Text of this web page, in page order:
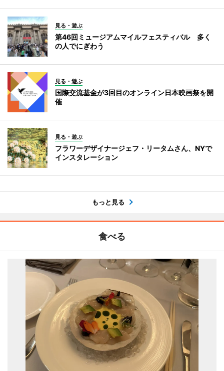
見る・遊ぶ
第46回ミュージアムマイルフェスティバル 多く
の人でにぎわう
見る・遊ぶ
国際交流基金が3回目のオンライン日本映画祭を開
催
見る・遊ぶ
フラワーデザイナージェフ・リータムさん、NYで
インスタレーション
もっと見る
食べる